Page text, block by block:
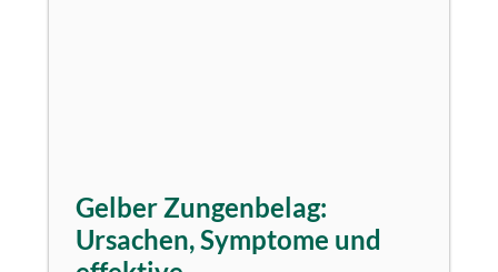
Gelber Zungenbelag:
Ursachen, Symptome und